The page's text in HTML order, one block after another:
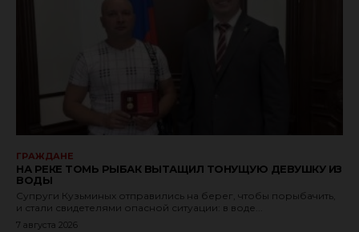
ГРАЖДАНЕ
НА РЕКЕ ТОМЬ РЫБАК ВЫТАЩИЛ ТОНУЩУЮ ДЕВУШКУ ИЗ
ВОДЫ
Супруги Кузьминых отправились на берег, чтобы порыбачить,
и стали свидетелями опасной ситуации: в воде...
7 августа 2026